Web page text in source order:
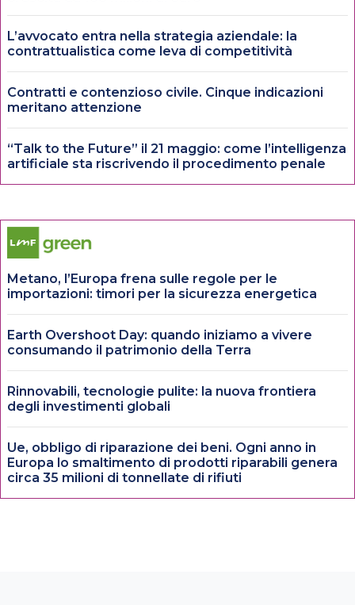
L’avvocato entra nella strategia aziendale: la
contrattualistica come leva di competitività
Contratti e contenzioso civile. Cinque indicazioni
meritano attenzione
“Talk to the Future” il 21 maggio: come l’intelligenza
artificiale sta riscrivendo il procedimento penale
Metano, l’Europa frena sulle regole per le
importazioni: timori per la sicurezza energetica
Earth Overshoot Day: quando iniziamo a vivere
consumando il patrimonio della Terra
Rinnovabili, tecnologie pulite: la nuova frontiera
degli investimenti globali
Ue, obbligo di riparazione dei beni. Ogni anno in
Europa lo smaltimento di prodotti riparabili genera
circa 35 milioni di tonnellate di rifiuti